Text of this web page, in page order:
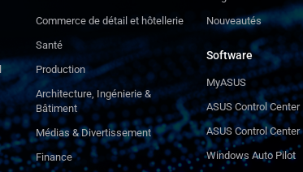
Commerce de détail et hôtellerie
Santé
Production
Architecture, Ingénierie &
Bâtiment
Médias & Divertissement
Finance
Nouveautés
Software
MyASUS
ASUS Control Center
ASUS Control Center
Windows Auto Pilot